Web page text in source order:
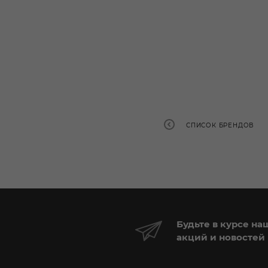
СПИСОК БРЕНДОВ
Будьте в курсе
акций и новостей